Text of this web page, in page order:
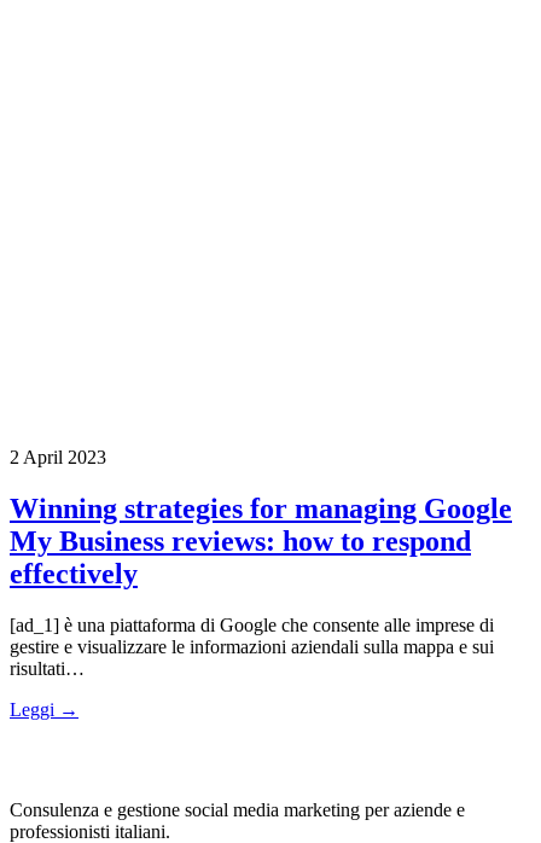
2 April 2023
Winning strategies for managing Google
My Business reviews: how to respond
effectively
[ad_1] è una piattaforma di Google che consente alle imprese di
gestire e visualizzare le informazioni aziendali sulla mappa e sui
risultati…
Leggi →
Consulenza e gestione social media marketing per aziende e
professionisti italiani.